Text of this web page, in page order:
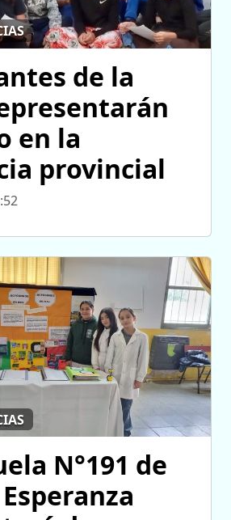
de la
en la
provincial
N°191 de